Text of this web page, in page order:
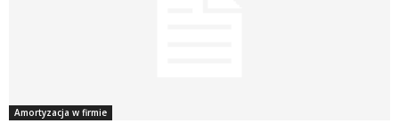
Amortyzacja w firmie